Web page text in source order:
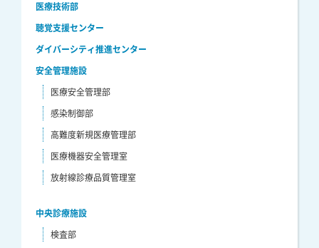
医療技術部
聴覚支援センター
ダイバーシティ推進センター
安全管理施設
医療安全管理部
感染制御部
高難度新規医療管理部
医療機器安全管理室
放射線診療品質管理室
中央診療施設
検査部